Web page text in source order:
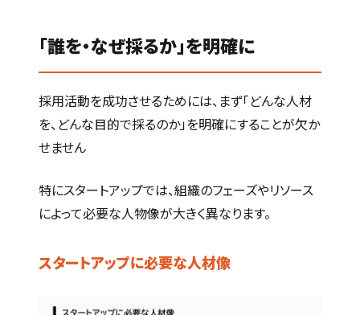
「誰を・なぜ採るか」を明確に
採用活動を成功させるためには、まず「どんな人材
を、どんな目的で採るのか」を明確にすることが欠か
せません
特にスタートアップでは、組織のフェーズやリソース
によって必要な人物像が大きく異なります。
スタートアップに必要な人材像